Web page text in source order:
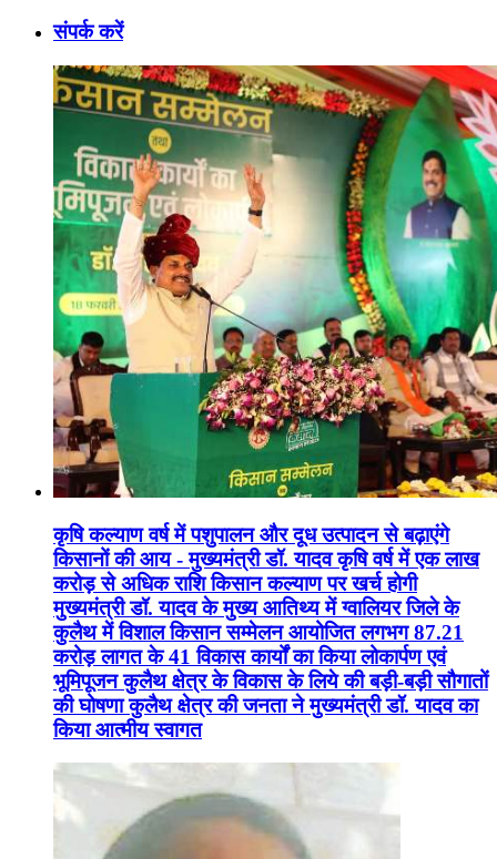
संपर्क करें
कृषि कल्याण वर्ष में पशुपालन और दूध उत्पादन से बढ़ाएंगे
किसानों की आय - मुख्यमंत्री डॉ. यादव कृषि वर्ष में एक लाख
करोड़ से अधिक राशि किसान कल्याण पर खर्च होगी
मुख्यमंत्री डॉ. यादव के मुख्य आतिथ्य में ग्वालियर जिले के
कुलैथ में विशाल किसान सम्मेलन आयोजित लगभग 87.21
करोड़ लागत के 41 विकास कार्यों का किया लोकार्पण एवं
भूमिपूजन कुलैथ क्षेत्र के विकास के लिये की बड़ी-बड़ी सौगातों
की घोषणा कुलैथ क्षेत्र की जनता ने मुख्यमंत्री डॉ. यादव का
किया आत्मीय स्वागत